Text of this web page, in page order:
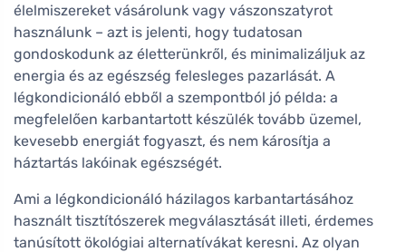
élelmiszereket vásárolunk vagy vászonszatyrot
használunk – azt is jelenti, hogy tudatosan
gondoskodunk az életterünkről, és minimalizáljuk az
energia és az egészség felesleges pazarlását. A
légkondicionáló ebből a szempontból jó példa: a
megfelelően karbantartott készülék tovább üzemel,
kevesebb energiát fogyaszt, és nem károsítja a
háztartás lakóinak egészségét.
Ami a légkondicionáló házilagos karbantartásához
használt tisztítószerek megválasztását illeti, érdemes
tanúsított ökológiai alternatívákat keresni. Az olyan